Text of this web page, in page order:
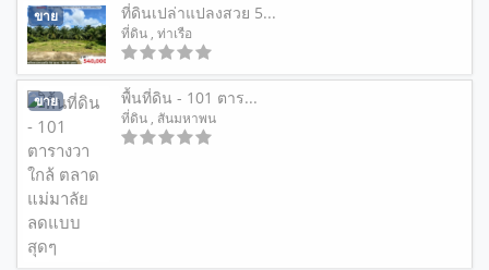
ขาย ที่ดินเปล่าแปลงสวย 5...
ที่ดิน , ท่าเรือ
ขาย พื้นที่ดิน - 101 ตาร...
ที่ดิน , สันมหาพน